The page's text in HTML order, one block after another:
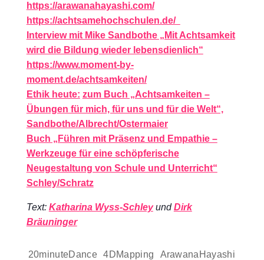
https://arawanahayashi.com/
https://achtsamehochschulen.de/
Interview mit Mike Sandbothe „Mit Achtsamkeit
wird die Bildung wieder lebensdienlich“
https://www.moment-by-
moment.de/achtsamkeiten/
Ethik heute: zum Buch „Achtsamkeiten –
Übungen für mich, für uns und für die Welt“,
Sandbothe/Albrecht/Ostermaier
Buch „Führen mit Präsenz und Empathie –
Werkzeuge für eine schöpferische
Neugestaltung von Schule und Unterricht“
Schley/Schratz
Text: Katharina Wyss-SchleyundDirk
Bräuninger
20minuteDance 4DMapping
ArawanaHayashi